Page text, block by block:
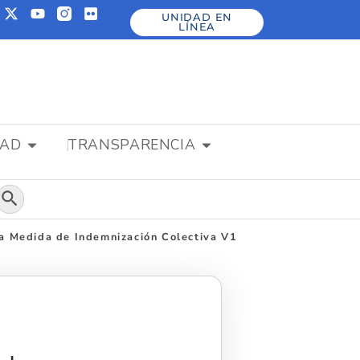
UNIDAD EN
LÍNEA
TRANSPARENCIA
de búsqueda
Medida de Indemnización Colectiva V1